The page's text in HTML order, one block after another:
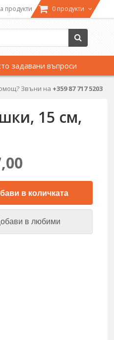
продукти 0 продукти
задавани въпроси
Звъни на +359 87 717 5203
15 см,
в количката
в любими